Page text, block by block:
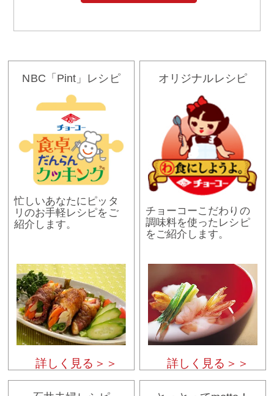
NBC「Pint」レシピ
忙しいあなたにピッタ
リのお手軽レシピをご
紹介します。
詳しく見る＞＞
オリジナルレシピ
チョーコーこだわりの
調味料を使ったレシピ
をご紹介します。
詳しく見る＞＞